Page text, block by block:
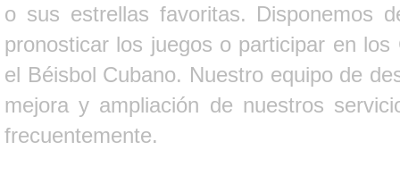
o sus estrellas favoritas. Disponemos
pronosticar los juegos o participar en
el Béisbol Cubano. Nuestro equipo de
mejora y ampliación de nuestros
frecuentemente.